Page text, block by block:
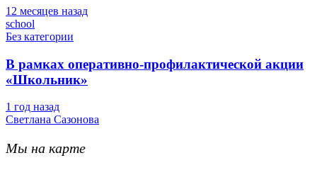
12 месяцев назад
school
Без категории
В рамках оперативно-профилактической акции
«Школьник»
1 год назад
Светлана Сазонова
Мы на карте